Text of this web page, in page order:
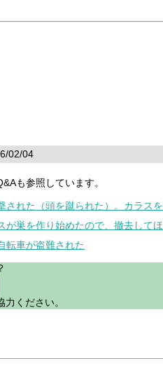
02/04
も参照しています。
れた（頭を蹴られた）。カラスを
巣を作り始めたので、撤去してほ
転車が盗難された
ください。